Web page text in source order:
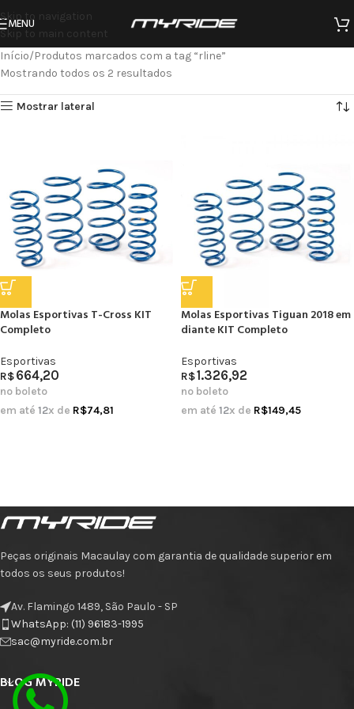
Skip to navigation
Skip to main content
MENU
Início Produtos marcados com a tag “rline”
Mostrando todos os 2 resultados
Mostrar lateral
Molas Esportivas T-Cross KIT
Completo
Esportivas
R$664,20
no boleto
em até 12x de R$74,81
Molas Esportivas Tiguan 2018 em
diante KIT Completo
Esportivas
R$1.326,92
no boleto
em até 12x de R$149,45
Peças originais Macaulay com garantia de qualidade superior em
todos os seus produtos!
Av. Flamingo 1489, São Paulo - SP
WhatsApp: (11) 96183-1995
sac@myride.com.br
BLOG MYRIDE